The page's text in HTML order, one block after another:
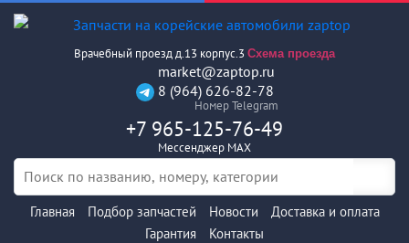
Врачебный проезд д.13 корпус.3 Схема проезда
market@zaptop.ru
8 (964) 626-82-78
Номер Telegram
+7 965-125-76-49
Мессенджер MAX
Главная Подбор запчастей Новости
Доставка и оплата
Гарантия
Контакты